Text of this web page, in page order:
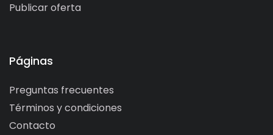
Publicar oferta
Páginas
Preguntas frecuentes
Términos y condiciones
Contacto